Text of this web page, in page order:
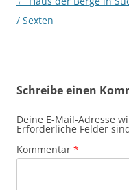
/ Sexten
Schreibe einen
Deine E-Mail-Adresse
Erforderliche Felder
Kommentar *